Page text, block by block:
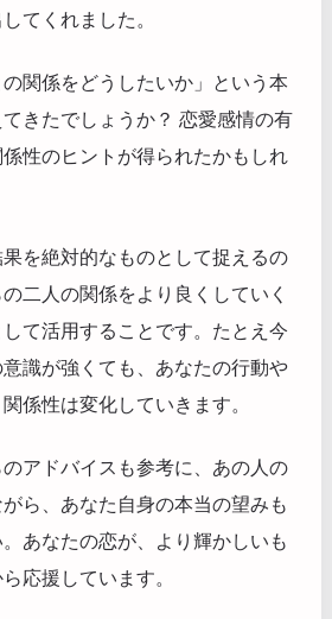
てくれました。
関係をどうしたいか」という本
きたでしょうか？ 恋愛感情の有
性のヒントが得られたかもしれ
を絶対的なものとして捉えるの
二人の関係をより良くしていく
て活用することです。たとえ今
識が強くても、あなたの行動や
係性は変化していきます。
アドバイスも参考に、あの人の
ら、あなた自身の本当の望みも
あなたの恋が、より輝かしいも
応援しています。